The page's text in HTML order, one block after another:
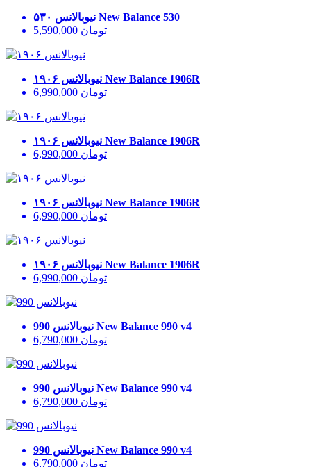
نیوبالانس ۵۳۰ New Balance 530
5,590,000 تومان
نیوبالانس ۱۹۰۶ New Balance 1906R
6,990,000 تومان
نیوبالانس ۱۹۰۶ New Balance 1906R
6,990,000 تومان
نیوبالانس ۱۹۰۶ New Balance 1906R
6,990,000 تومان
نیوبالانس ۱۹۰۶ New Balance 1906R
6,990,000 تومان
نیوبالانس 990 New Balance 990 v4
6,790,000 تومان
نیوبالانس 990 New Balance 990 v4
6,790,000 تومان
نیوبالانس 990 New Balance 990 v4
6,790,000 تومان